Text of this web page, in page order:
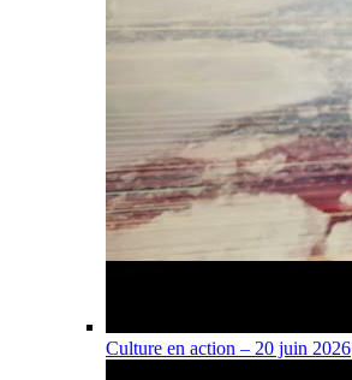
Culture en action – 20 juin 2026